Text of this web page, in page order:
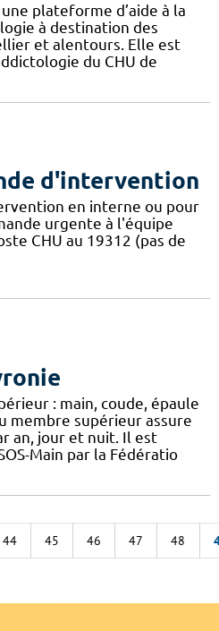
plateforme d’aide à la
à destination des
et alentours. Elle est
du CHU de
d'intervention
en interne ou pour
urgente à l'équipe
CHU au 19312 (pas de
: main, coude, épaule
membre supérieur assure
an, jour et nuit. Il est
Main par la Fédératio
44 45 46 47 48